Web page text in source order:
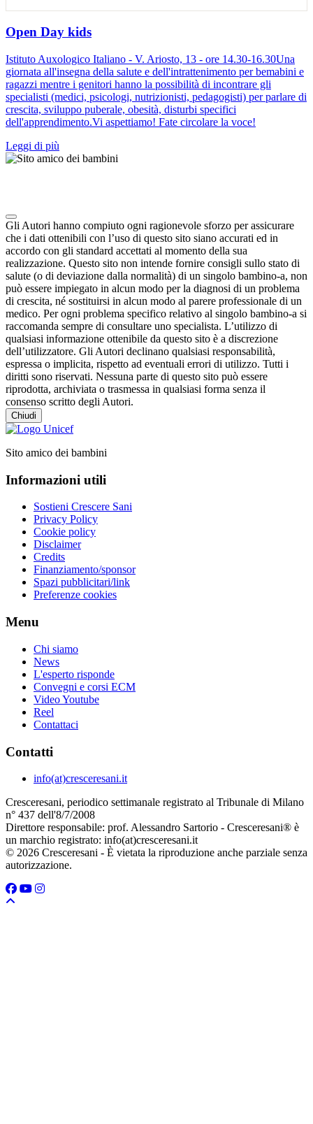
Open Day kids
Istituto Auxologico Italiano - V. Ariosto, 13 - ore 14.30-16.30Una
giornata all'insegna della salute e dell'intrattenimento per bemabini e
ragazzi mentre i genitori hanno la possibilità di incontrare gli
specialisti (medici, psicologi, nutrizionisti, pedagogisti) per parlare di
crescita, sviluppo puberale, obesità, disturbi specifici
dell'apprendimento.Vi aspettiamo! Fate circolare la voce!
Leggi di più
Gli Autori hanno compiuto ogni ragionevole sforzo per assicurare
che i dati ottenibili con l’uso di questo sito siano accurati ed in
accordo con gli standard accettati al momento della sua
realizzazione. Questo sito non intende fornire consigli sullo stato di
salute (o di deviazione dalla normalità) di un singolo bambino-a, non
può essere impiegato in alcun modo per la diagnosi di un problema
di crescita, né sostituirsi in alcun modo al parere professionale di un
medico. Per ogni problema specifico relativo al singolo bambino-a si
raccomanda sempre di consultare uno specialista. L’utilizzo di
qualsiasi informazione ottenibile da questo sito è a discrezione
dell’utilizzatore. Gli Autori declinano qualsiasi responsabilità,
espressa o implicita, rispetto ad eventuali errori di utilizzo. Tutti i
diritti sono riservati. Nessuna parte di questo sito può essere
riprodotta, archiviata o trasmessa in qualsiasi forma senza il
consenso scritto degli Autori.
Chiudi
Sito amico dei bambini
Informazioni utili
Sostieni Crescere Sani
Privacy Policy
Cookie policy
Disclaimer
Credits
Finanziamento/sponsor
Spazi pubblicitari/link
Preferenze cookies
Menu
Chi siamo
News
L'esperto risponde
Convegni e corsi ECM
Video Youtube
Reel
Contattaci
Contatti
info(at)cresceresani.it
Cresceresani, periodico settimanale registrato al Tribunale di Milano
n° 437 dell'8/7/2008
Direttore responsabile: prof. Alessandro Sartorio - Cresceresani® è
un marchio registrato: info(at)cresceresani.it
© 2026 Cresceresani - È vietata la riproduzione anche parziale senza
autorizzazione.